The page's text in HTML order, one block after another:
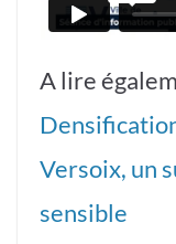
A lire
Versoix, un
sensible